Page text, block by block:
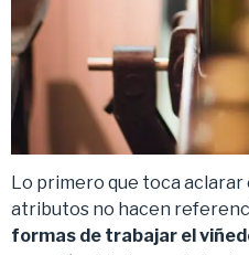
Lo primero que toca aclarar
atributos no hacen
formas de trabajar el